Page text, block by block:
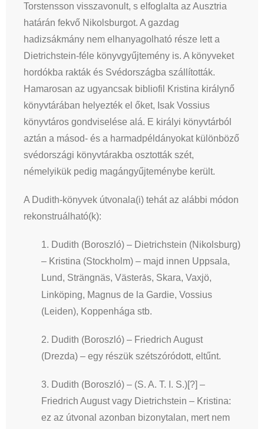
Torstensson visszavonult, s elfoglalta az Ausztria
határán fekvő Nikolsburgot. A gazdag
hadizsákmány nem elhanyagolható része lett a
Dietrichstein-féle könyvgyűjtemény is. A könyveket
hordókba rakták és Svédországba szállították.
Hamarosan az ugyancsak bibliofil Kristina királynő
könyvtárában helyezték el őket, Isak Vossius
könyvtáros gondviselése alá. E királyi könyvtárból
aztán a másod- és a harmadpéldányokat különböző
svédországi könyvtárakba osztották szét,
némelyikük pedig magángyűjteménybe került.
A Dudith-könyvek útvonala(i) tehát az alábbi módon
rekonstruálható(k):
1. Dudith (Boroszló) – Dietrichstein (Nikolsburg)
– Kristina (Stockholm) – majd innen Uppsala,
Lund, Strängnäs, Västerås, Skara, Vaxjö,
Linköping, Magnus de la Gardie, Vossius
(Leiden), Koppenhága stb.
2. Dudith (Boroszló) – Friedrich August
(Drezda) – egy részük szétszóródott, eltűnt.
3. Dudith (Boroszló) – (S. A. T. I. S.)[?] –
Friedrich August vagy Dietrichstein – Kristina:
ez az útvonal azonban bizonytalan, mert nem